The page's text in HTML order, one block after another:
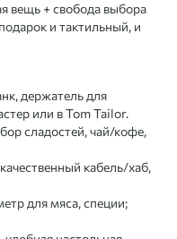
вещь + свобода выбора
и тактильный, и
держатель для
или в Tom Tailor.
сладостей, чай/кофе,
кабель/хаб,
для мяса, специи;